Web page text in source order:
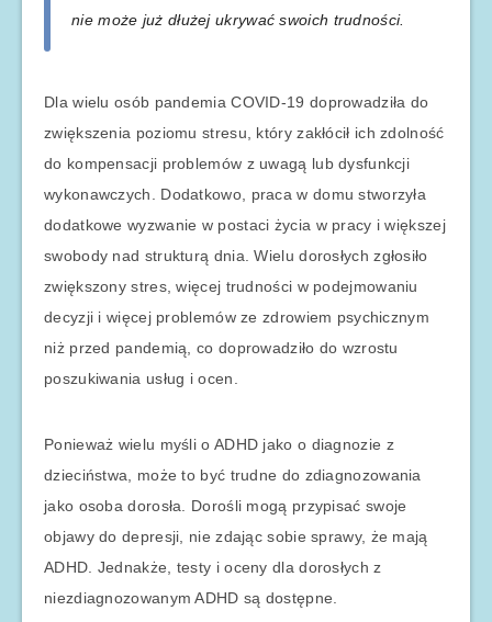
nie może już dłużej ukrywać swoich trudności.
Dla wielu osób pandemia COVID-19 doprowadziła do
zwiększenia poziomu stresu, który zakłócił ich zdolność
do kompensacji problemów z uwagą lub dysfunkcji
wykonawczych. Dodatkowo, praca w domu stworzyła
dodatkowe wyzwanie w postaci życia w pracy i większej
swobody nad strukturą dnia. Wielu dorosłych zgłosiło
zwiększony stres, więcej trudności w podejmowaniu
decyzji i więcej problemów ze zdrowiem psychicznym
niż przed pandemią, co doprowadziło do wzrostu
poszukiwania usług i ocen.
Ponieważ wielu myśli o ADHD jako o diagnozie z
dzieciństwa, może to być trudne do zdiagnozowania
jako osoba dorosła. Dorośli mogą przypisać swoje
objawy do depresji, nie zdając sobie sprawy, że mają
ADHD. Jednakże, testy i oceny dla dorosłych z
niezdiagnozowanym ADHD są dostępne.